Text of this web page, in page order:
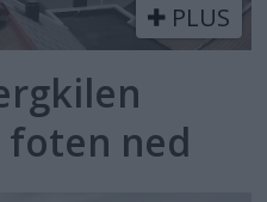
PLUS
ned